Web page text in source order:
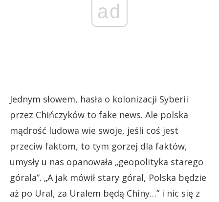
ad
Jednym słowem, hasła o kolonizacji Syberii
przez Chińczyków to fake news. Ale polska
mądrość ludowa wie swoje, jeśli coś jest
przeciw faktom, to tym gorzej dla faktów,
umysły u nas opanowała „geopolityka starego
górala”. „A jak mówił stary góral, Polska będzie
aż po Ural, za Uralem będą Chiny…” i nic się z